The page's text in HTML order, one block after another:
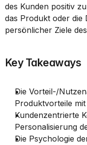
des Kunden positiv
das Produkt oder die
persönlicher Ziele
Key Takeaways
Die Vorteil-/
Produktvorteile
Kundenzentrierte
Personalisierung
Die Psychologie